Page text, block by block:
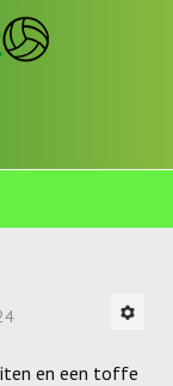
en een toffe